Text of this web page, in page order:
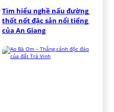
Tìm hiểu nghề nấu đường
thốt nốt đặc sản nổi tiếng
của An Giang